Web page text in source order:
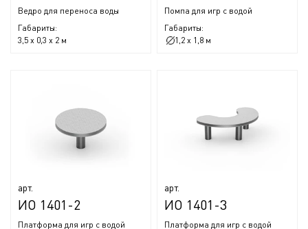
Ведро для переноса воды
Габариты:
3,5 x 0,3 x 2 м
Помпа для игр с водой
Габариты:
1,2 x 1,8 м
арт.
ИО 1401-2
Платформа для игр с водой
арт.
ИО 1401-3
Платформа для игр с водой